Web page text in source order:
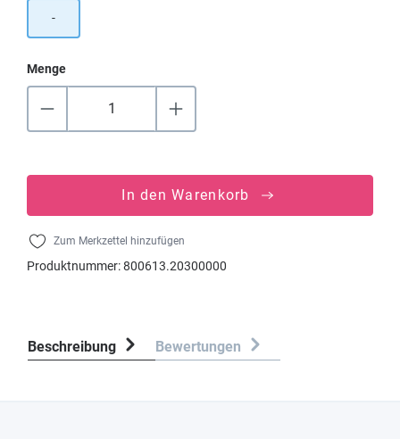
-
Menge
In den Warenkorb
Zum Merkzettel hinzufügen
Produktnummer:800613.20300000
Beschreibung Bewertungen